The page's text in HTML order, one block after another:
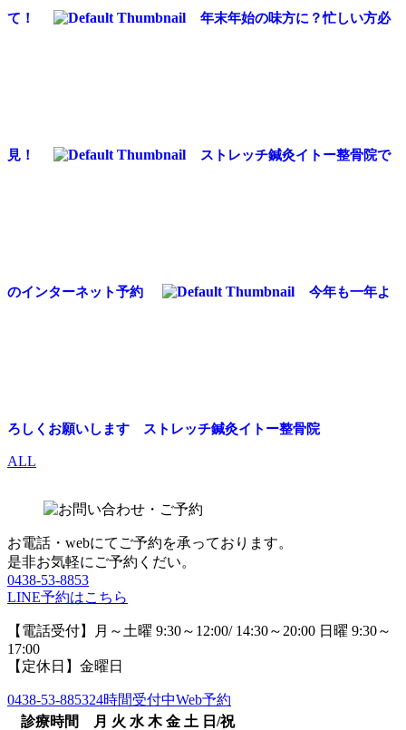
て！ 年末年始の味方に？忙しい方必
見！ ストレッチ鍼灸イトー整骨院で
のインターネット予約 今年も一年よ
ろしくお願いします ストレッチ鍼灸イトー整骨院
ALL
お電話・webにてご予約を承っております。
是非お気軽にご予約くだい。
0438-53-8853
LINE予約はこちら
【電話受付】月～土曜 9:30～12:00/ 14:30～20:00 日曜 9:30～
17:00
【定休日】金曜日
0438-53-885324時間受付中Web予約
診療時間
月 火 水 木 金 土 日/祝